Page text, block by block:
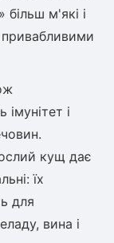
м'які і
і
кущ дає
їх
для
вина і